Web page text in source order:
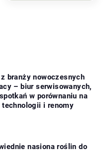
branży nowoczesnych
– biur serwisowanych,
w porównaniu na
i renomy
nasiona roślin do